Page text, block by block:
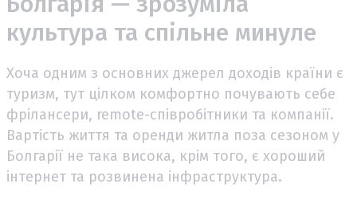
культура та спільне минуле
Хоча одним з основних джерел доходів країни є
туризм, тут цілком комфортно почувають себе
фрілансери, remote-співробітники та компанії.
Вартість життя та оренди житла поза сезоном у
Болгарії не така висока, крім того, є хороший
інтернет та розвинена інфраструктура.